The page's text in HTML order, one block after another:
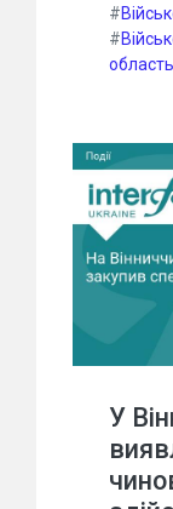
#
#
область
У